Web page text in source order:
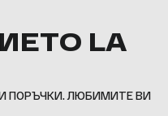
LA
ПОРЪЧКИ. ЛЮБИМИТЕ ВИ